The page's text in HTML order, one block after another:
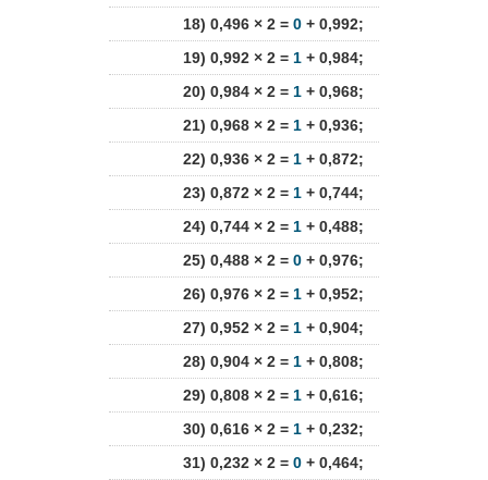
18) 0,496 × 2 = 0 + 0,992;
19) 0,992 × 2 = 1 + 0,984;
20) 0,984 × 2 = 1 + 0,968;
21) 0,968 × 2 = 1 + 0,936;
22) 0,936 × 2 = 1 + 0,872;
23) 0,872 × 2 = 1 + 0,744;
24) 0,744 × 2 = 1 + 0,488;
25) 0,488 × 2 = 0 + 0,976;
26) 0,976 × 2 = 1 + 0,952;
27) 0,952 × 2 = 1 + 0,904;
28) 0,904 × 2 = 1 + 0,808;
29) 0,808 × 2 = 1 + 0,616;
30) 0,616 × 2 = 1 + 0,232;
31) 0,232 × 2 = 0 + 0,464;